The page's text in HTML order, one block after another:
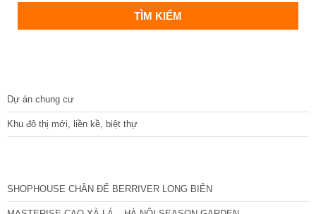
Dự án chung cư
Khu đô thị mới, liền kề, biệt thự
SHOPHOUSE CHÂN ĐẾ BERRIVER LONG BIÊN